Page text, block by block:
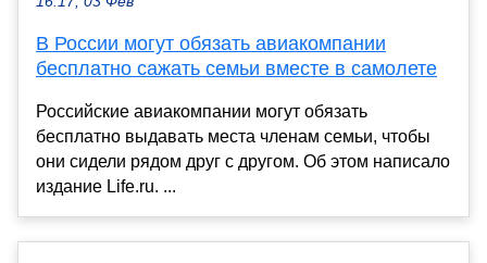
В России могут обязать авиакомпании
бесплатно сажать семьи вместе в самолете
Российские авиакомпании могут обязать
бесплатно выдавать места членам семьи, чтобы
они сидели рядом друг с другом. Об этом написало
издание Life.ru. ...